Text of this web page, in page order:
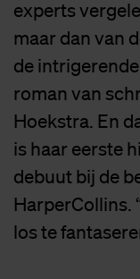
experts
maar dan van
de
roman van
Hoekstra. En
is haar eerste
debuut bij de
HarperCollins.
los te